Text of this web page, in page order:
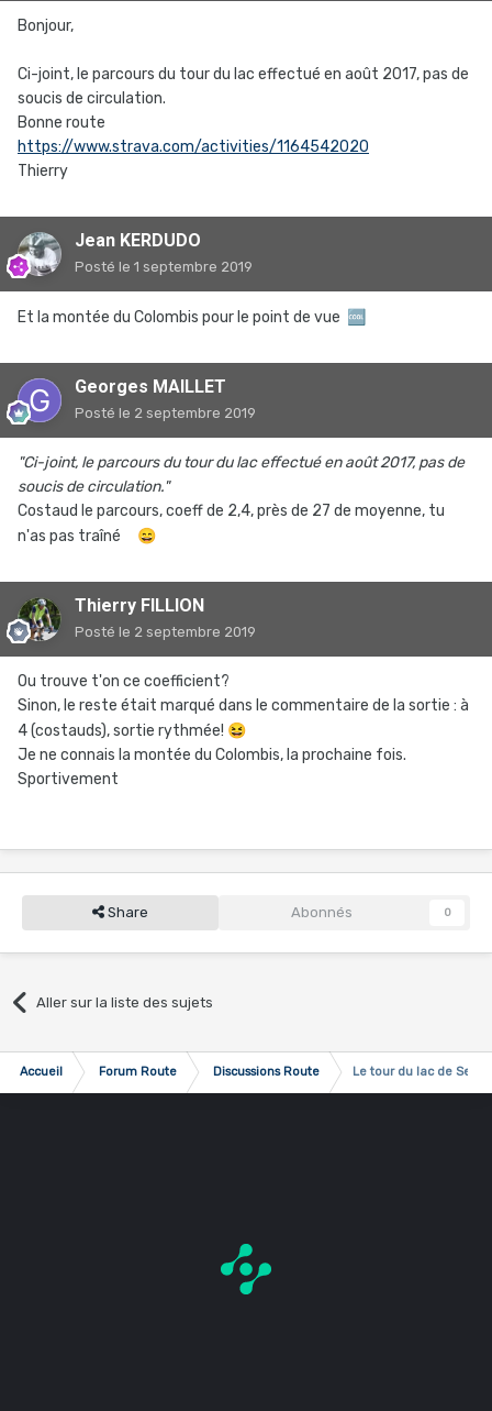
Bonjour,
Ci-joint, le parcours du tour du lac effectué en août 2017, pas de
soucis de circulation.
Bonne route
https://www.strava.com/activities/1164542020
Thierry
Jean KERDUDO
Posté le 1 septembre 2019
Et la montée du Colombis pour le point de vue 🆒
Georges MAILLET
Posté le 2 septembre 2019
"Ci-joint, le parcours du tour du lac effectué en août 2017, pas de
soucis de circulation."
Costaud le parcours, coeff de 2,4, près de 27 de moyenne, tu
n'as pas traîné 😄
Thierry FILLION
Posté le 2 septembre 2019
Ou trouve t'on ce coefficient?
Sinon, le reste était marqué dans le commentaire de la sortie : à
4 (costauds), sortie rythmée! 😆
Je ne connais la montée du Colombis, la prochaine fois.
Sportivement
Share Abonnés 0
Aller sur la liste des sujets
Accueil Forum Route Discussions Route Le tour du lac de